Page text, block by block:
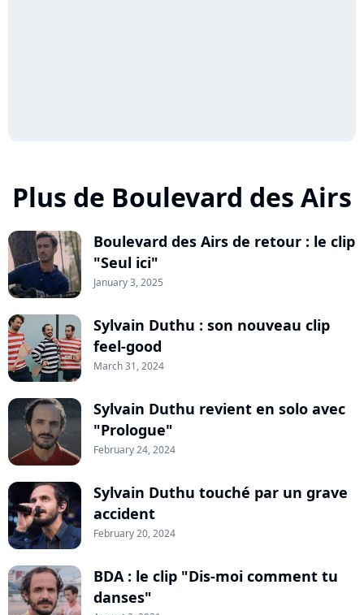
Plus de Boulevard des Airs
Boulevard des Airs de retour : le clip
"Seul ici"
January 3, 2025
Sylvain Duthu : son nouveau clip
feel-good
March 31, 2024
Sylvain Duthu revient en solo avec
"Prologue"
February 24, 2024
Sylvain Duthu touché par un grave
accident
February 20, 2024
BDA : le clip "Dis-moi comment tu
danses"